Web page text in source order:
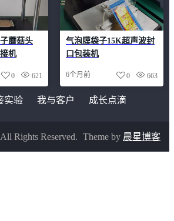
蘑菇头
机
621
0
气泡膜袋子15K超声波封
口包装机
6个月前 663
0
实验 我与客户 成长点滴
Rights Reserved. Theme by 晨星博客